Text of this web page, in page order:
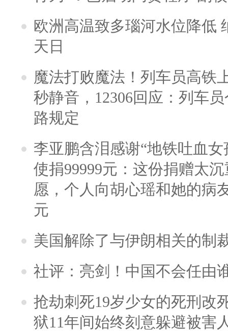
欧洲高温致多瑙河水位降低
天日
魔法打败魔法！列车员高铁
秒静音，12306回应：列车
路规定
李亚鹏含泪感谢“地铁吐血
使捐99999元：这份捐赠太
愿，个人向胡心瑶和她的病
元
美国解除了与伊朗相关的制
社评：亮剑！中国不会任由
抢劫刺死19岁少女的死刑改
狱11年间始终刻意躲避被害